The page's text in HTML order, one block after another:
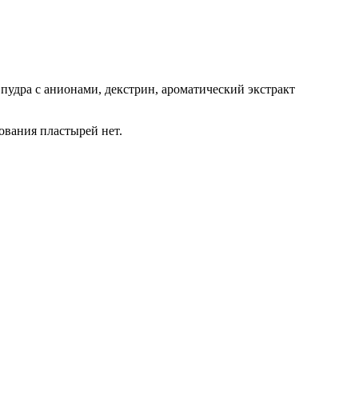
с анионами, декстрин, ароматический экстракт
пластырей нет.